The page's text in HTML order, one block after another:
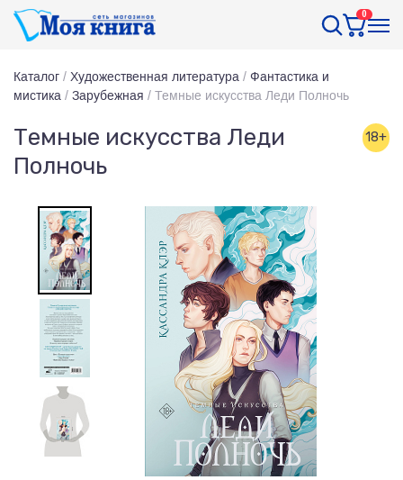
0
Каталог / Художественная литература / Фантастика и
мистика / Зарубежная / Темные искусства Леди Полночь
Темные искусства Леди
Полночь
18+